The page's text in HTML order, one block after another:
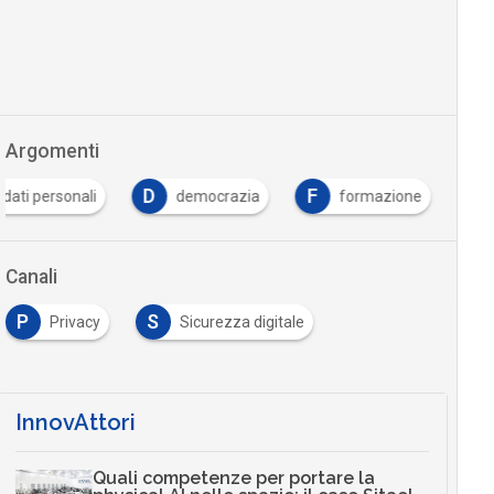
Argomenti
dati personali D democrazia F formazione
Canali
P Privacy S Sicurezza digitale
InnovAttori
Quali competenze per portare la